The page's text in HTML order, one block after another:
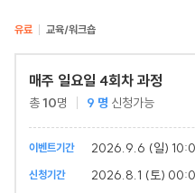
유료 교육/워크숍
매주 일요일 4회차 과정
총10명 9 명 신청가능
이벤트기간 2026.9.6 (일)
신청기간 2026.8.1 (토)